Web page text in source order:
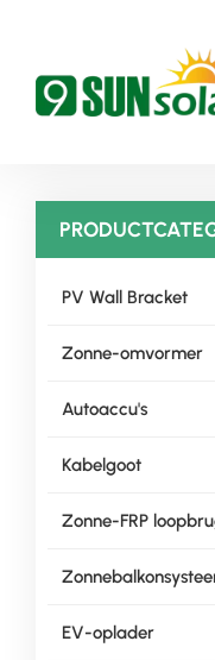
PV Wall Bracket
Zonne-omvormer
Autoaccu's
Kabelgoot
Zonne-FRP
EV-oplader